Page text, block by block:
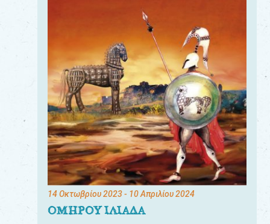
14 Οκτωβρίου 2023- 10 Απριλίου 2024
ΟΜΗΡΟΥ ΙΛΙΑΔΑ